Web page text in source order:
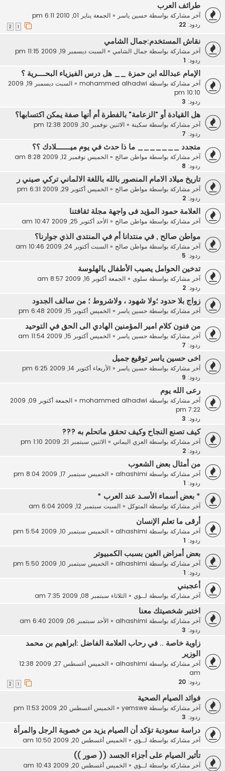
طرائف العرب
آخر مشاركة بواسطة حسين ياسر« الجمعة يناير 01, 2010 6:11 pm
ردود: 22
نقاش المستخدم:جمال الشامي
آخر مشاركة بواسطة جمال الشامي « السبت ديسمبر 19, 2009 11:15 pm
ردود:
الإمام عبدالله ابن حمزة __ هل درس الفيزياء البحــــرية ؟
آخر مشاركة بواسطة mohammed alhadwi
«
السبت ديسمبر 19, 2009
10:10 pm
ردود: 3
هل القيادة أو "الزعامة" بالفطرة أم أنها صفة يمكن اكتسابها؟
آخر مشاركة بواسطة سكينة« الاثنين نوفمبر 30, 2009 12:38 pm
ردود: 7
متجدد _______ ما ذا حدث في يوم ميـــــــلادك ؟؟
آخر مشاركة بواسطة مواطن صالح« الخميس نوفمبر 12, 2009 8:28 am
ردود: 8
تاريخ ميلاد الامام المنصور بالله باللغة الالماني تركي صيني ر
آخر مشاركة بواسطة مواطن صالح« الخميس أكتوبر 29, 2009 6:31 pm
ردود: 2
العلامة حمود المؤيد فى واجهة مجلة ثقافتنا
آخر مشاركة بواسطة مواطن صالح« الأحد أكتوبر 25, 2009 10:47 am
مواطن صالح , في منتدانا أم في المنتدى الذي جوارنا؟
آخر مشاركة بواسطة مواطن صالح« السبت أكتوبر 24, 2009 10:46 am
ردود: 5
تدخين الحوامل يصيب الأطفال بالهلوسة
آخر مشاركة بواسطة سلوى« الجمعة أكتوبر 16, 2009 8:57 am
ردود: 2
زواج بلا حدود ؛ولا شهود ، ولاشروط ؛ من سالف الجدود
آخر مشاركة بواسطة حسين ياسر« الخميس أكتوبر 15, 2009 6:48 pm
من فنون كلام امير المؤمنين الهادي الى الحق في التوحيد
آخر مشاركة بواسطة حسين ياسر« الخميس أكتوبر 15, 2009 11:54 am
ردود: 7
اخى حسين ياسر توقيع جميل
آخر مشاركة بواسطة حسين ياسر« الأربعاء أكتوبر 14, 2009 6:25 pm
ردود: 9
رعى الله يوم
آخر مشاركة بواسطة mohammed alhadwi
«
الجمعة أكتوبر 09, 2009
7:22 pm
ردود: 3
كيف تصنع النجاح وكيف تحقق ماتحلم به ???
آخر مشاركة بواسطة العزي اليماني « الاثنين سبتمبر 21, 2009 1:10 pm
ردود: 2
من أمثال بعض الشعوب
آخر مشاركة بواسطة alhashimi
« الخميس سبتمبر 17, 2009 8:04 pm
ردود:
* بعض أسماء الأسـد عند العرب *
آخر مشاركة بواسطة المتوكل « السبت سبتمبر 12, 2009 6:04 am
أرقى ما تعلم الإنسان
آخر مشاركة بواسطة alhashimi
« الخميس سبتمبر 10, 2009 5:54 pm
ردود:
بعض أمراض العين بسبب الكمبيوتر
آخر مشاركة بواسطة alhashimi
« الخميس سبتمبر 10, 2009 5:50 pm
ردود:
أعجبني
آخر مشاركة بواسطة لــؤي« الثلاثاء سبتمبر 08, 2009 7:35 am
اختبر شخصيتك معنا
آخر مشاركة بواسطة alhashimi
« الأحد سبتمبر 06, 2009 6:40 am
ردود: 3
زاوية خاصة .. في رحاب العلامة الفاضل :ابراهيم بن محمد
الوزير
آخر مشاركة بواسطة alhashimi
«
الخميس أغسطس 27, 2009 12:38
am
ردود: 20
فوائد الصيام الصحية
آخر مشاركة بواسطة yemswe
« الخميس أغسطس 20, 2009 11:53 pm
ردود: 3
دراسة سعودية تؤكد أن الصيام يزيد من خصوبة الرجل والمرأة
آخر مشاركة بواسطة لــؤي« الخميس أغسطس 20, 2009 10:50 am
تأثير الصيام على أجزاء الجسد (( صور ))
آخر مشاركة بواسطة لــؤي« الخميس أغسطس 20, 2009 10:43 am